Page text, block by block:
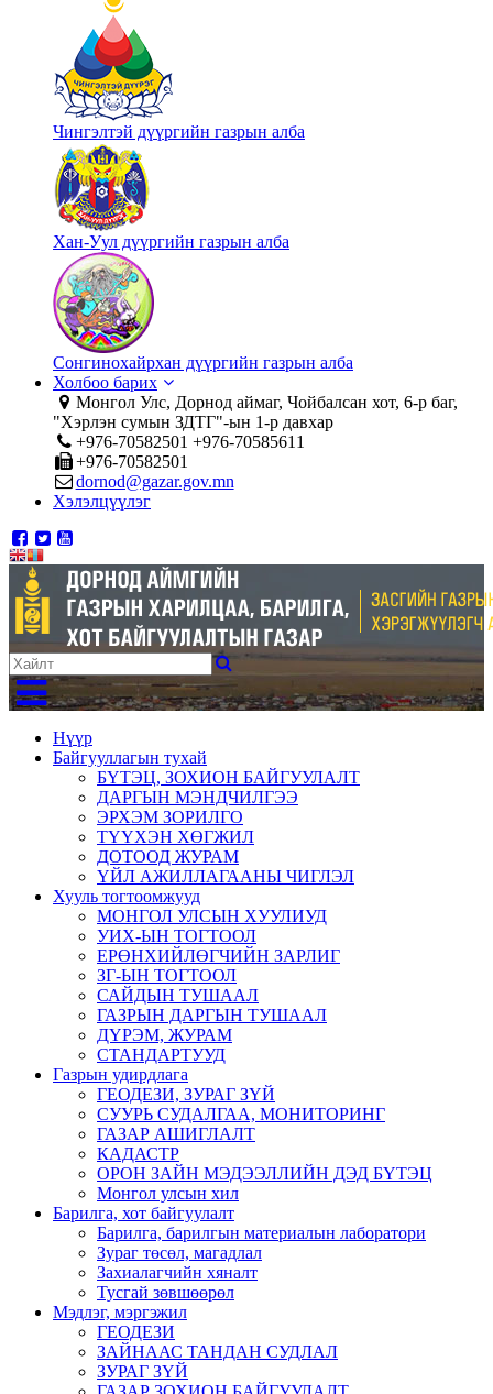
Чингэлтэй дүүргийн газрын алба
Хан-Уул дүүргийн газрын алба
Сонгинохайрхан дүүргийн газрын алба
Холбоо барих
Монгол Улс, Дорнод аймаг, Чойбалсан хот, 6-р баг,
"Хэрлэн сумын ЗДТГ"-ын 1-р давхар
+976-70582501 +976-70585611
+976-70582501
dornod@gazar.gov.mn
Хэлэлцүүлэг
Нүүр
Байгууллагын тухай
БҮТЭЦ, ЗОХИОН БАЙГУУЛАЛТ
ДАРГЫН МЭНДЧИЛГЭЭ
ЭРХЭМ ЗОРИЛГО
ТҮҮХЭН ХӨГЖИЛ
ДОТООД ЖУРАМ
ҮЙЛ АЖИЛЛАГААНЫ ЧИГЛЭЛ
Хууль тогтоомжууд
МОНГОЛ УЛСЫН ХУУЛИУД
УИХ-ЫН ТОГТООЛ
ЕРӨНХИЙЛӨГЧИЙН ЗАРЛИГ
ЗГ-ЫН ТОГТООЛ
САЙДЫН ТУШААЛ
ГАЗРЫН ДАРГЫН ТУШААЛ
ДҮРЭМ, ЖУРАМ
СТАНДАРТУУД
Газрын удирдлага
ГЕОДЕЗИ, ЗУРАГ ЗҮЙ
СУУРЬ СУДАЛГАА, МОНИТОРИНГ
ГАЗАР АШИГЛАЛТ
КАДАСТР
ОРОН ЗАЙН МЭДЭЭЛЛИЙН ДЭД БҮТЭЦ
Монгол улсын хил
Барилга, хот байгуулалт
Барилга, барилгын материалын лаборатори
Зураг төсөл, магадлал
Захиалагчийн хяналт
Тусгай зөвшөөрөл
Мэдлэг, мэргэжил
ГЕОДЕЗИ
ЗАЙНААС ТАНДАН СУДЛАЛ
ЗУРАГ ЗҮЙ